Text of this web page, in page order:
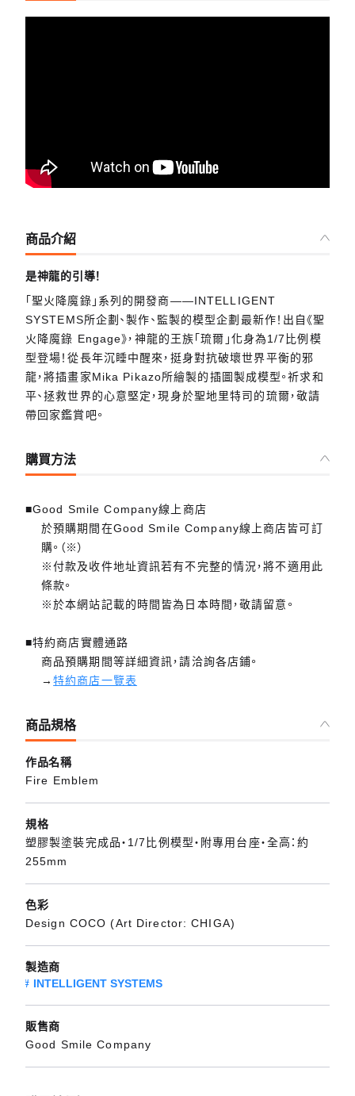
商品介紹
是神龍的引導！
「聖火降魔錄」系列的開發商——INTELLIGENT
SYSTEMS所企劃、製作、監製的模型企劃最新作！出自《聖
火降魔錄 Engage》，神龍的王族「琉爾」化身為1/7比例模
型登場！從長年沉睡中醒來，挺身對抗破壞世界平衡的邪
龍，將插畫家Mika Pikazo所繪製的插圖製成模型。祈求和
平、拯救世界的心意堅定，現身於聖地里特司的琉爾，敬請
帶回家鑑賞吧。
購買方法
■Good Smile Company線上商店
於預購期間在Good Smile Company線上商店皆可訂
購。（※）
※付款及收件地址資訊若有不完整的情況，將不適用此
條款。
※於本網站記載的時間皆為日本時間，敬請留意。
■特約商店實體通路
商品預購期間等詳細資訊，請洽詢各店鋪。
→特約商店一覽表
商品規格
作品名稱
Fire Emblem
規格
塑膠製塗裝完成品・1/7比例模型・附專用台座・全高：約
255mm
色彩
Design COCO (Art Director: CHIGA)
製造商
INTELLIGENT SYSTEMS
販售商
Good Smile Company